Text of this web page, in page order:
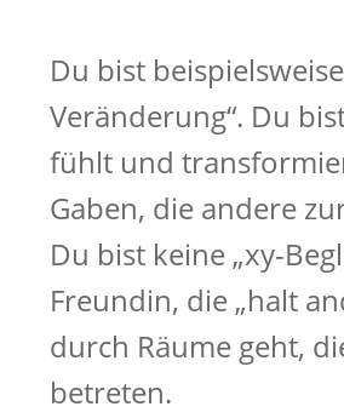
Du bist
Veränderung“. Du
fühlt und
Gaben, die andere
Du bist keine „xy-
Freundin, die „halt
durch Räume geht,
betreten.